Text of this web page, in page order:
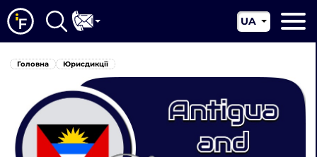
Про нас
Наші послуги
Новини
UA
EN
Головна Юрисдикції